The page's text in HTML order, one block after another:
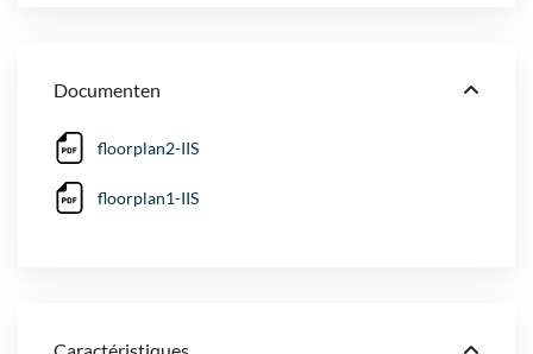
Documenten
floorplan2-IIS
floorplan1-IIS